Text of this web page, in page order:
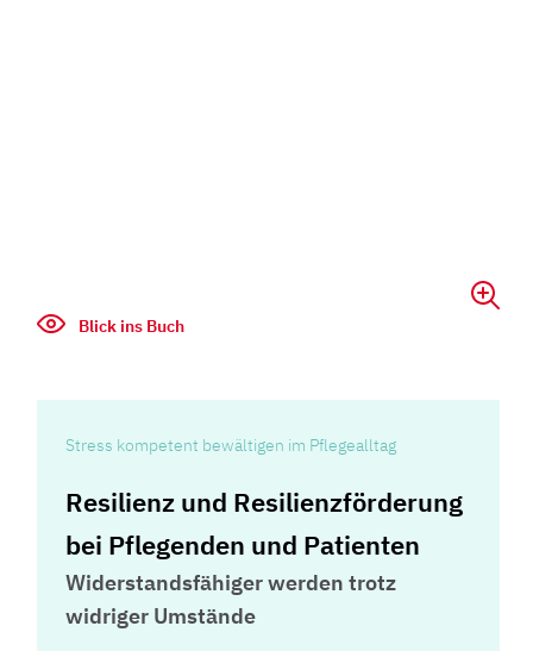
Blick ins Buch
Stress kompetent bewältigen im Pflegealltag
Resilienz und Resilienzförderung
bei Pflegenden und Patienten
Widerstandsfähiger werden trotz
widriger Umstände